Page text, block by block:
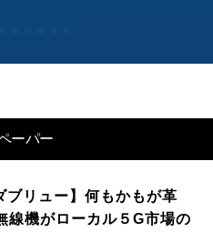
ーパー
ブリュー】何もかもが革
線機がローカル５G市場の